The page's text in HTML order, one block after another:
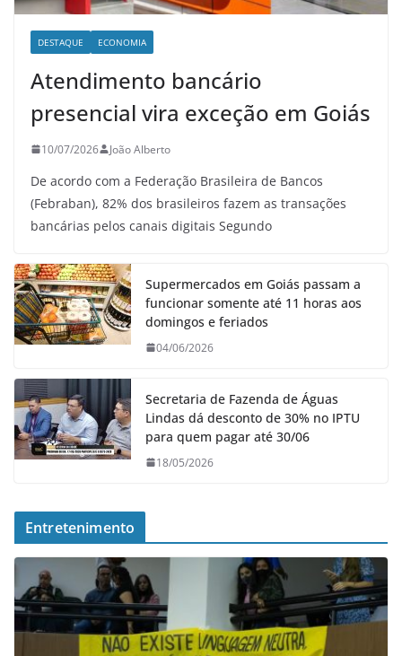
DESTAQUE ECONOMIA
Atendimento bancário
presencial vira exceção em Goiás
10/07/2026 João Alberto
De acordo com a Federação Brasileira de Bancos
(Febraban), 82% dos brasileiros fazem as transações
bancárias pelos canais digitais Segundo
Supermercados em Goiás passam a
funcionar somente até 11 horas aos
domingos e feriados
04/06/2026
Secretaria de Fazenda de Águas
Lindas dá desconto de 30% no IPTU
para quem pagar até 30/06
18/05/2026
Entretenimento